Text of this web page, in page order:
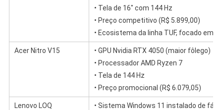
• Tela de 16″ com 144 Hz
• Preço competitivo (R$ 5.899,00)
• Ecosistema da linha TUF, focado em
Acer Nitro V15
• GPU Nvidia RTX 4050 (maior fôlego)
• Processador AMD Ryzen 7
• Tela de 144 Hz
• Preço promocional (R$ 6.079,05)
Lenovo LOQ
• Sistema Windows 11 instalado de